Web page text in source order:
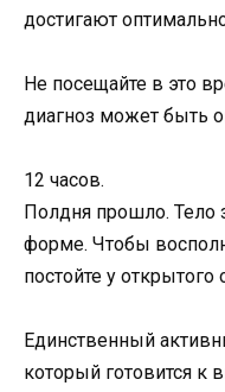
достигают
Не посещайте в это
диагноз может быть
12 часов.
Полдня прошло. Тело
форме. Чтобы
постойте у
Единственный
который готовится к